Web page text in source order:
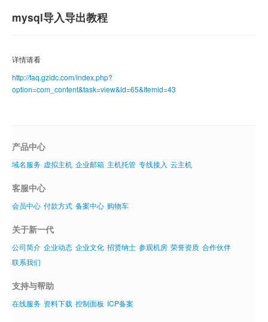
大模型服务
域名注册
虚拟主机
客服中心
企业文化
mysql导入导出教程
详情请看
http://faq.gzidc.com/index.php?
option=com_content&task=view&id=65&Itemid=43
产品中心
域名服务 虚拟主机 企业邮箱 主机托管 专线接入 云主机
客服中心
会员中心 付款方式 备案中心 购物车
关于新一代
公司简介 企业动态 企业文化 招贤纳士 参观机房 荣誉资质 合作伙伴
联系我们
支持与帮助
在线服务 资料下载 控制面板 ICP备案